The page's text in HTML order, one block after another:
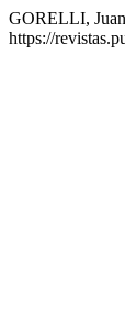
GORELLI,
https://